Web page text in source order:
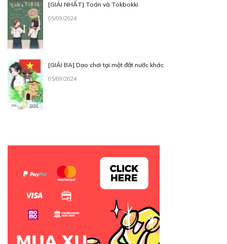
[GIẢI NHẤT] Toán và Tokbokki
05/09/2024
[GIẢI BA] Dạo chơi tại một đất nước khác
05/09/2024